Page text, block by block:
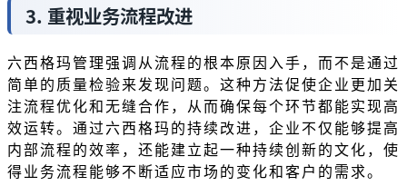
3. 重视业务流程改进
六西格玛管理强调从流程的根本原因入手，而不是通过
简单的质量检验来发现问题。这种方法促使企业更加关
注流程优化和无缝合作，从而确保每个环节都能实现高
效运转。通过六西格玛的持续改进，企业不仅能够提高
内部流程的效率，还能建立起一种持续创新的文化，使
得业务流程能够不断适应市场的变化和客户的需求。